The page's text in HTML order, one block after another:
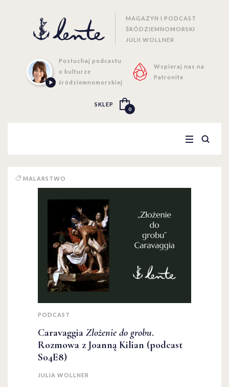
MAGAZYN I PODCAST
ŚRÓDZIEMNOMORSKI
JULII WOLLNER
Posłuchaj podcastu
o kulturze
śródziemnomorskiej
Wspieraj nas na
Patronite
SKLEP
0
MALARSTWO
PODCAST
Caravaggia Złożenie do grobu.
Rozmowa z Joanną Kilian (podcast
S04E8)
JULIA WOLLNER